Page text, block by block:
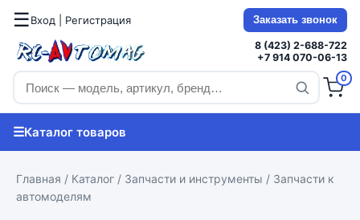
☰Вход | Регистрация Заказать звонок
8 (423) 2-688-722
+7 914 070-06-13
0
☰Каталог товаров
Главная / Каталог / Запчасти и инструменты / Запчасти к
автомоделям